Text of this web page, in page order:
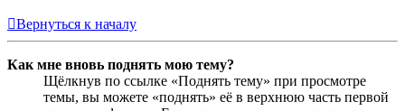
Вернуться к началу
Как мне вновь поднять мою тему?
Щёлкнув по ссылке «Поднять тему» при просмотре
темы, вы можете «поднять» её в верхнюю часть первой